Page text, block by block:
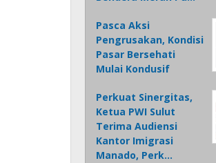
Pasca Aksi
Pengrusakan, Kondisi
Pasar Bersehati
Mulai Kondusif
Perkuat Sinergitas,
Ketua PWI Sulut
Terima Audiensi
Kantor Imigrasi
Manado, Perk…